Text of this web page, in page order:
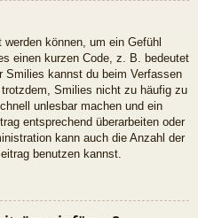
können, um ein Gefühl
einen kurzen Code, z. B. bedeutet
Smilies kannst du beim Verfassen
Smilies nicht zu häufig zu
unlesbar machen und ein
entsprechend überarbeiten oder
kann auch die Anzahl der
benutzen kannst.